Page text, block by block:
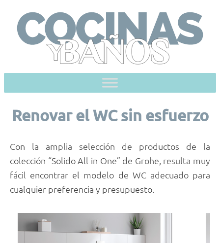
content
Renovar el WC sin esfuerzo
Con la amplia selección de productos de la
colección “Solido All in One” de Grohe, resulta muy
fácil encontrar el modelo de WC adecuado para
cualquier preferencia y presupuesto.